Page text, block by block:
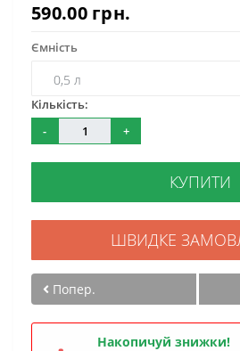
590.00 грн.
Ємність
Кількість:
-
+
КУПИТИ
ШВИДКЕ
Попер.
Накопичуй знижки!